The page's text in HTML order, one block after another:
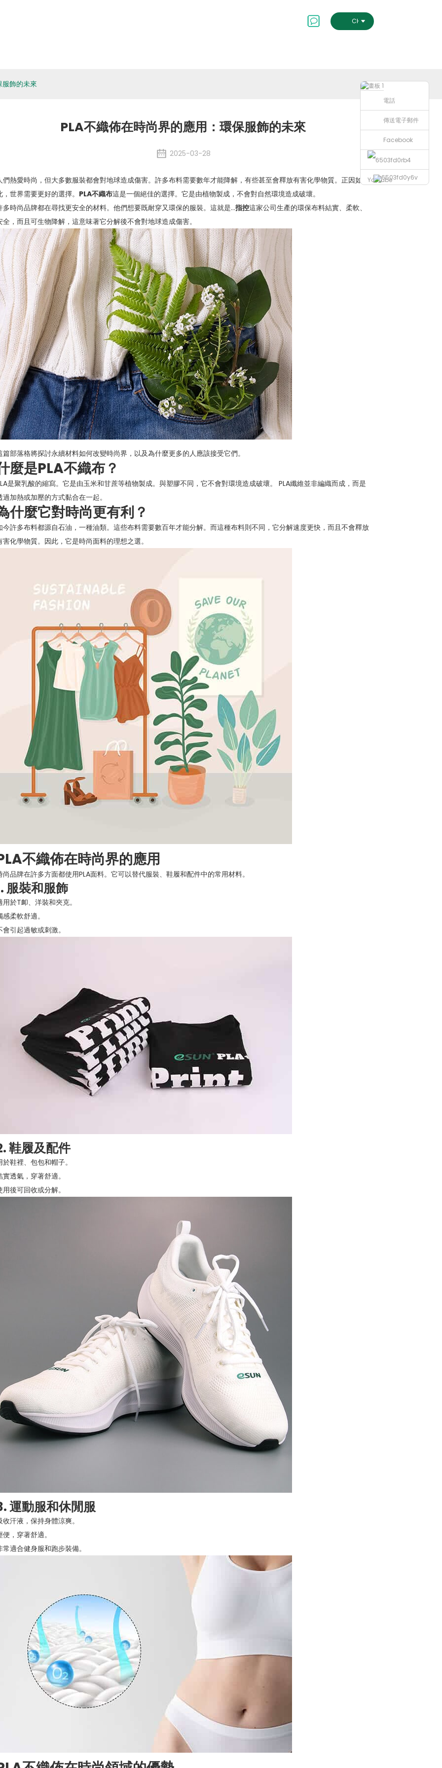
CHINESE TRADITIONAL
傳送電子郵件
Facebook
Youtube
服飾的未來
PLA不織佈在時尚界的應用：環保服飾的未來
2025-03-28
們熱愛時尚，但大多數服裝都會對地球造成傷害。許多布料需要數年才能降解，有些甚至會釋放有害化學物質。正因如
，世界需要更好的選擇。 PLA不織布這是一個絕佳的選擇。它是由植物製成，不會對自然環境造成破壞。
多時尚品牌都在尋找更安全的材料。他們想要既耐穿又環保的服裝。這就是…指控這家公司生產的環保布料結實、柔軟、
全，而且可生物降解，這意味著它分解後不會對地球造成傷害。
篇部落格將探討永續材料如何改變時尚界，以及為什麼更多的人應該接受它們。
麼是PLA不織布？
是聚乳酸的縮寫。它是由玉米和甘蔗等植物製成。與塑膠不同，它不會對環境造成破壞。 PLA纖維並非編織而成，而是
過加熱或加壓的方式黏合在一起。
什麼它對時尚更有利？
今許多布料都源自石油，一種油類。這些布料需要數百年才能分解。而這種布料則不同，它分解速度更快，而且不會釋放
害化學物質。因此，它是時尚面料的理想之選。
不織佈在時尚界的應用
尚品牌在許多方面都使用PLA面料。它可以替代服裝、鞋履和配件中的常用材料。
服裝和服飾
用於T卹、洋裝和夾克。
感柔軟舒適。
會引起過敏或刺激。
鞋履及配件
於鞋裡、包包和帽子。
實透氣，穿著舒適。
用後可回收或分解。
運動服和休閒服
收汗液，保持身體涼爽。
便，穿著舒適。
常適合健身服和跑步裝備。